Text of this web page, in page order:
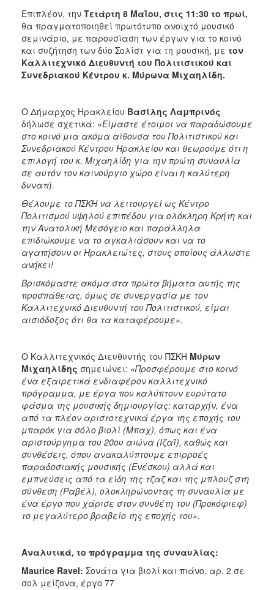
Επιπλέον, την Τετάρτη 8 Μαΐου, στις 11:30 το πρωί,
θα πραγματοποιηθεί πρωτότυπο ανοιχτό μουσικό
σεμινάριο, με παρουσίαση των έργων για το κοινό
και συζήτηση των δύο Σολίστ για τη μουσική, με τον
Καλλιτεχνικό Διευθυντή του Πολιτιστικού και
Συνεδριακού Κέντρου κ. Μύρωνα Μιχαηλίδη.
Ο Δήμαρχος Ηρακλείου Βασίλης Λαμπρινός
δήλωσε σχετικά: «Είμαστε έτοιμοι να παραδώσουμε
στο κοινό μια ακόμα αίθουσα του Πολιτιστικού και
Συνεδριακού Κέντρου Ηρακλείου και θεωρούμε ότι η
επιλογή του κ. Μιχαηλίδη για την πρώτη συναυλία
σε αυτόν τον καινούργιο χώρο είναι η καλύτερη
δυνατή.
Θέλουμε το ΠΣΚΗ να λειτουργεί ως Κέντρο
Πολιτισμού υψηλού επιπέδου για ολόκληρη Κρήτη και
την Ανατολική Μεσόγειο και παράλληλα
επιδιώκουμε να το αγκαλιάσουν και να το
αγαπήσουν οι Ηρακλειώτες, στους οποίους άλλωστε
ανήκει!
Βρισκόμαστε ακόμα στα πρώτα βήματα αυτής της
προσπάθειας, όμως σε συνεργασία με τον
Καλλιτεχνικό Διευθυντή του Πολιτιστικού, είμαι
αισιόδοξος ότι θα τα καταφέρουμε».
Ο Καλλιτεχνικός Διευθυντής του ΠΣΚΗ Μύρων
Μιχαηλίδης σημειώνει: «Προσφέρουμε στο κοινό
ένα εξαιρετικά ενδιαφέρον καλλιτεχνικό
πρόγραμμα, με έργα που καλύπτουν ευρύτατο
φάσμα της μουσικής δημιουργίας: καταρχήν, ένα
από τα πλέον αριστοτεχνικά έργα της εποχής του
μπαρόκ για σόλο βιολί (Μπαχ), όπως και ένα
αριστούργημα του 20ου αιώνα (Ιζαΐ), καθώς και
συνθέσεις, όπου ανακαλύπτουμε επιρροές
παραδοσιακής μουσικής (Ενέσκου) αλλά και
εμπνεύσεις από τα είδη της τζαζ και της μπλουζ στη
σύνθεση (Ραβέλ), ολοκληρώνοντας τη συναυλία με
ένα έργο που χάρισε στον συνθέτη του (Προκόφιεφ)
το μεγαλύτερο βραβείο της εποχής του».
Αναλυτικά, το πρόγραμμα της συναυλίας:
Maurice Ravel: Σονάτα για βιολί και πιάνο, αρ. 2 σε
σολ μείζονα, έργο 77